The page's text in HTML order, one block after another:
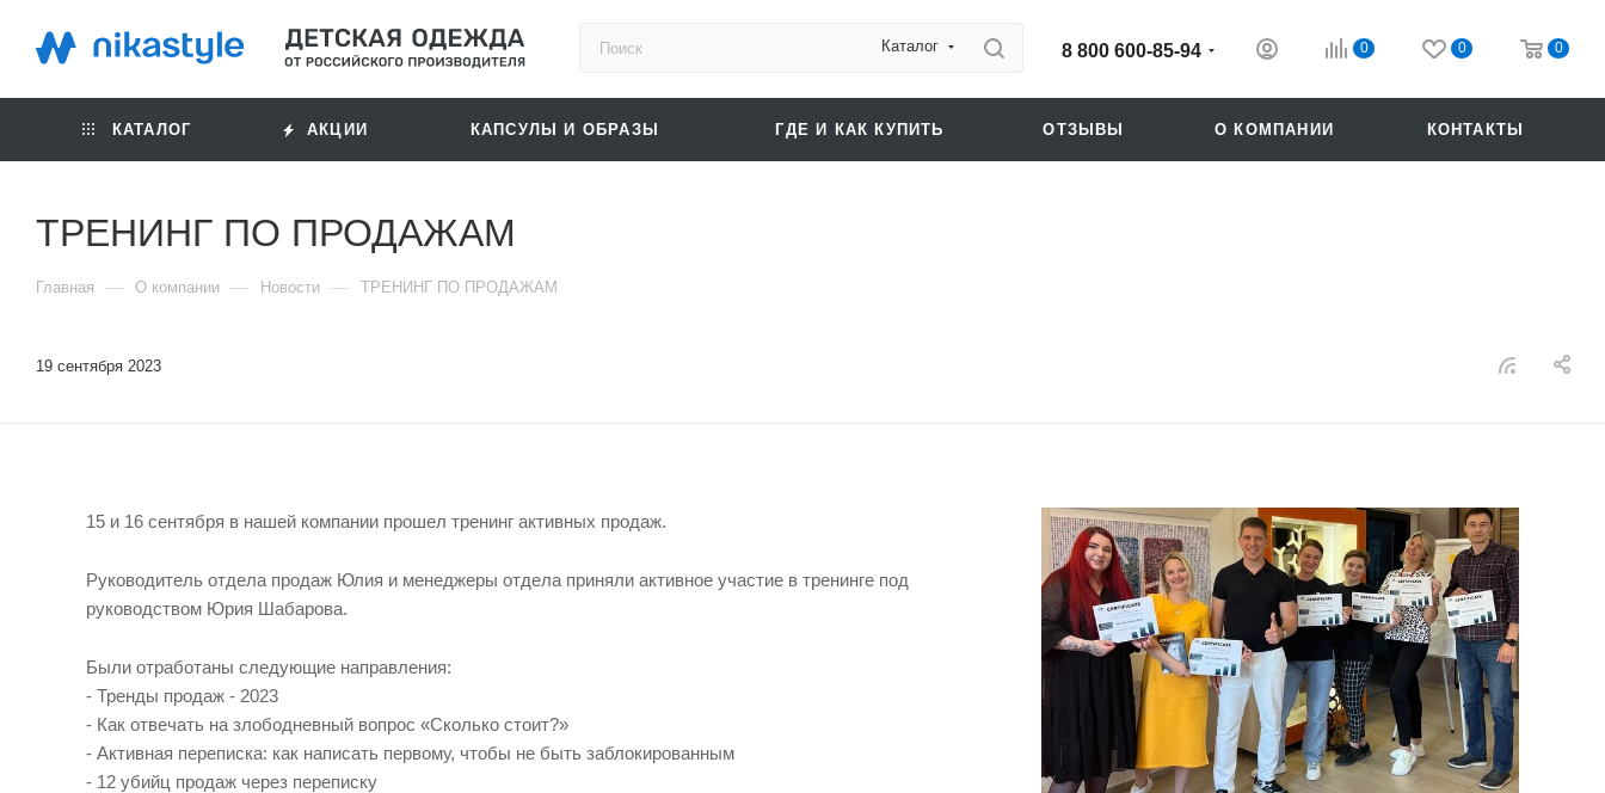
Каталог 8 800 600-85-94 0 0 0
КАТАЛОГ АКЦИИ КАПСУЛЫ И ОБРАЗЫ ГДЕ И КАК КУПИТЬ ОТЗЫВЫ О КОМПАНИИ КОНТАКТЫ
ТРЕНИНГ ПО ПРОДАЖАМ
Главная — О компании — Новости — ТРЕНИНГ ПО ПРОДАЖАМ
19 сентября 2023
15 и 16 сентября в нашей компании прошел тренинг активных продаж.
Руководитель отдела продаж Юлия и менеджеры отдела приняли активное участие в тренинге под
руководством Юрия Шабарова.
Были отработаны следующие направления:
- Тренды продаж - 2023
- Как отвечать на злободневный вопрос «Сколько стоит?»
- Активная переписка: как написать первому, чтобы не быть заблокированным
- 12 убийц продаж через переписку